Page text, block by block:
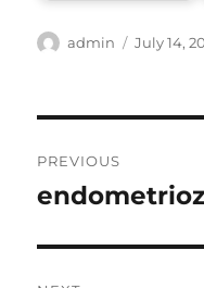
Author
admin
Posted
July 14,
navigation
PREVIOUS
Previous